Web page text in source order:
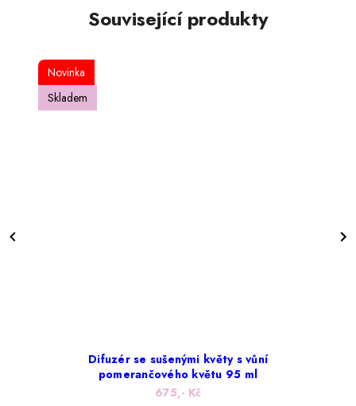
Související produkty
Novinka
Skladem
Difuzér se sušenými květy s vůní
pomerančového květu 95 ml
675,- Kč